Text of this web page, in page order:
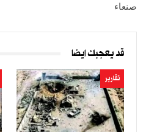
صنعاء
قد يعجبك ايضا
تقارير